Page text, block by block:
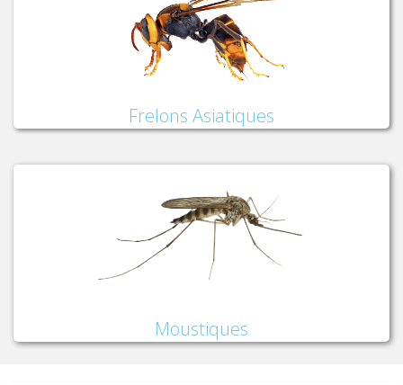
Frelons Asiatiques
Moustiques